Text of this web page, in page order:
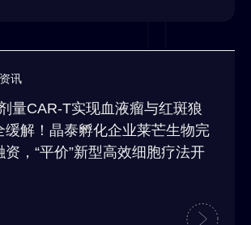
讯
量CAR-T实现血液瘤与红斑狼
缓解！晶泰孵化企业莱芒生物完
资，“平价”新型高效细胞疗法开